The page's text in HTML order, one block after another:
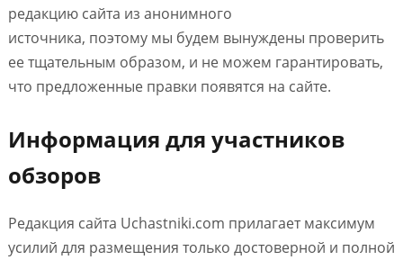
редакцию сайта из анонимного
источника, поэтому мы будем вынуждены проверить
ее тщательным образом, и не можем гарантировать,
что предложенные правки появятся на сайте.
Информация для участников
обзоров
Редакция сайта Uchastniki.com прилагает максимум
усилий для размещения только достоверной и полной